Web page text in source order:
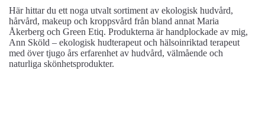
Här hittar du ett noga utvalt sortiment av ekologisk hudvård,
hårvård, makeup och kroppsvård från bland annat Maria
Åkerberg och Green Etiq. Produkterna är handplockade av mig,
Ann Sköld – ekologisk hudterapeut och hälsoinriktad terapeut
med över tjugo års erfarenhet av hudvård, välmående och
naturliga skönhetsprodukter.